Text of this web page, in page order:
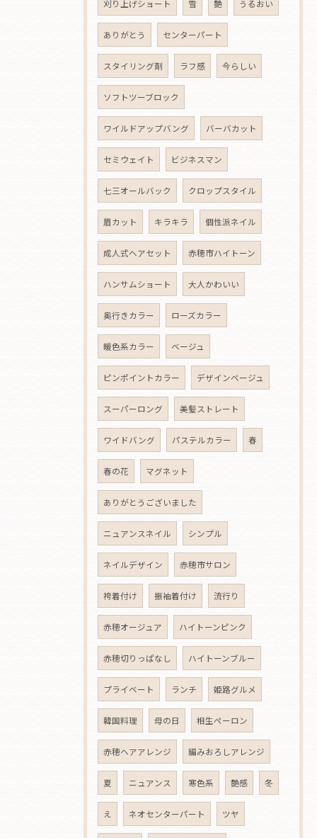
刈り上げショート 雪 艶 うるおい
ありがとう センターパート
スタイリング剤 ラフ感 今らしい
ソフトツーブロック
ワイルドアップバング バーバカット
セミウェイト ビジネスマン
七三オールバック クロップスタイル
眉カット キラキラ 個性派ネイル
成人式ヘアセット 赤穂市ハイトーン
ハンサムショート 大人かわいい
奥行きカラー ローズカラー
暖色系カラー ベージュ
ピンポイントカラー デザインベージュ
スーパーロング 美髪ストレート
ワイドバング パステルカラー 春
春の花 マグネット
ありがとうございました
ニュアンスネイル シンプル
ネイルデザイン 赤穂市サロン
袴着付け 振袖着付け 流行り
赤穂オージュア ハイトーンピンク
赤穂切りっぱなし ハイトーンブルー
プライベート ランチ 姫路グルメ
韓国料理 母の日 相生ペーロン
赤穂ヘアアレンジ 編みおろしアレンジ
夏 ニュアンス 寒色系 艶感 冬
え ネオセンターパート ツヤ